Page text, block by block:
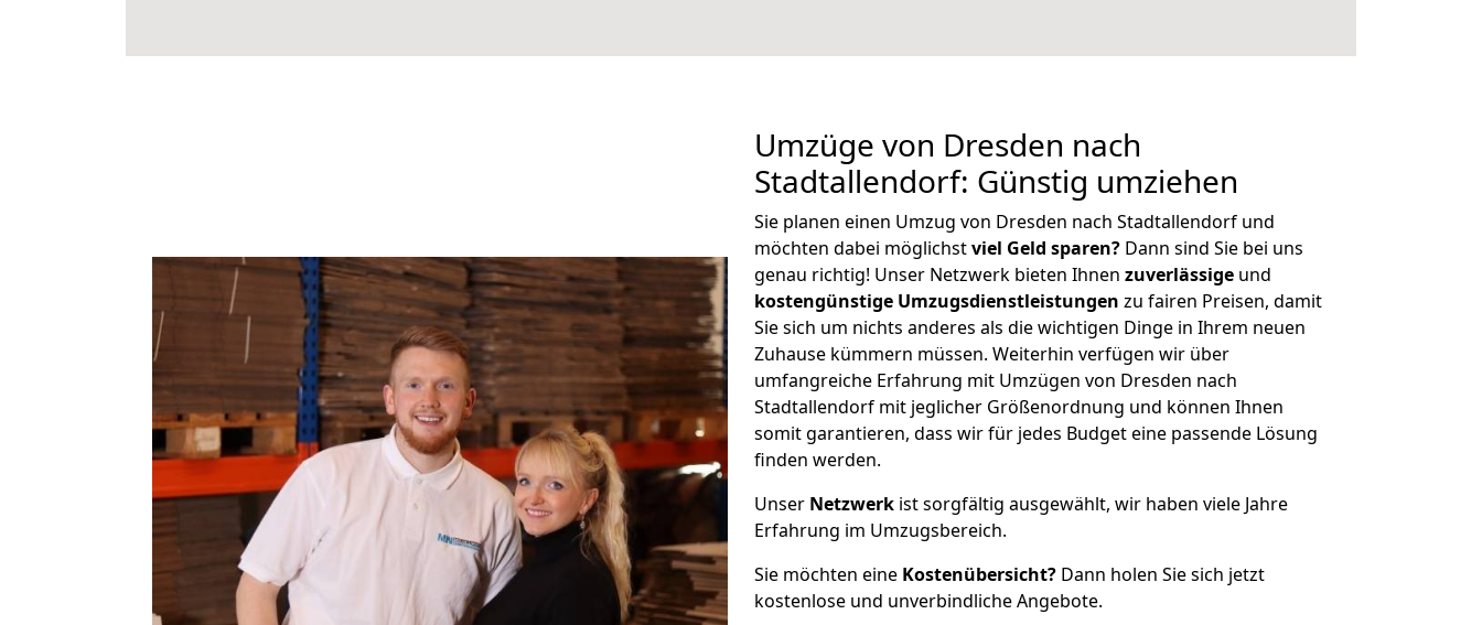
Umzüge von Dresden nach
Stadtallendorf: Günstig umziehen
Sie planen einen Umzug von Dresden nach Stadtallendorf und
möchten dabei möglichstviel Geld sparen? Dann sind Sie bei uns
genau richtig! Unser Netzwerk bieten Ihnen zuverlässige und
kostengünstige Umzugsdienstleistungen zu fairen Preisen, damit
Sie sich um nichts anderes als die wichtigen Dinge in Ihrem neuen
Zuhause kümmern müssen. Weiterhin verfügen wir über
umfangreiche Erfahrung mit Umzügen von Dresden nach
Stadtallendorf mit jeglicher Größenordnung und können Ihnen
somit garantieren, dass wir für jedes Budget eine passende Lösung
finden werden.
Unser Netzwerk ist sorgfältig ausgewählt, wir haben viele Jahre
Erfahrung im Umzugsbereich.
Sie möchten eine Kostenübersicht? Dann holen Sie sich jetzt
kostenlose und unverbindliche Angebote.